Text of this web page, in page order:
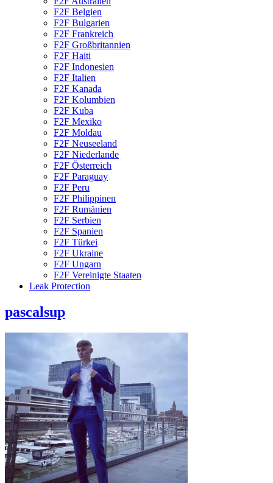
F2F Belgien
F2F Bulgarien
F2F Frankreich
F2F Großbritannien
F2F Haiti
F2F Indonesien
F2F Italien
F2F Kanada
F2F Kolumbien
F2F Kuba
F2F Mexiko
F2F Moldau
F2F Neuseeland
F2F Niederlande
F2F Österreich
F2F Paraguay
F2F Peru
F2F Philippinen
F2F Rumänien
F2F Serbien
F2F Spanien
F2F Türkei
F2F Ukraine
F2F Ungarn
F2F Vereinigte Staaten
Leak Protection
pascalsup